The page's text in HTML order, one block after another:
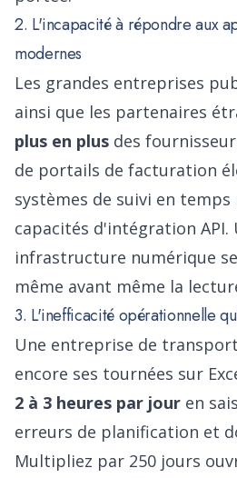
2. L'incapacité à répondre aux
modernes
Les grandes entreprises
ainsi que les partenaires
plus en plus des
de portails de facturation
systèmes de suivi en temps
capacités d'intégration API.
infrastructure numérique
même avant même la
3. L'inefficacité opérationnelle
Une entreprise de
encore ses tournées sur
2 à 3 heures par jour en
erreurs de planification et
Multipliez par 250 jours